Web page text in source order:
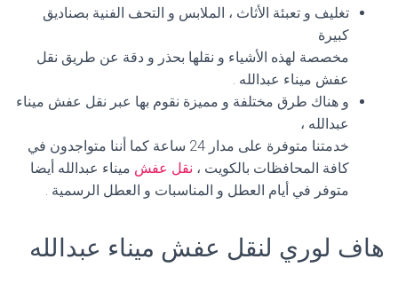
تغليف و تعبئة الأثاث ، الملابس و التحف الفنية بصناديق
كبيرة
مخصصة لهذه الأشياء و نقلها بحذر و دقة عن طريق نقل
عفش ميناء عبدالله .
و هناك طرق مختلفة و مميزة نقوم بها عبر نقل عفش ميناء
عبدالله ،
خدمتنا متوفرة على مدار 24 ساعة كما أننا متواجدون في
كافة المحافظات بالكويت ، نقل عفش ميناء عبدالله أيضا
متوفر في أيام العطل و المناسبات و العطل الرسمية .
هاف لوري لنقل عفش ميناء عبدالله